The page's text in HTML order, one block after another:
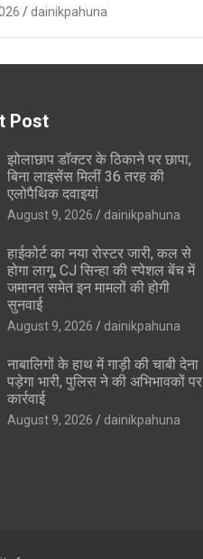
dainikpahuna
Post
झोलाछाप डॉक्टर के ठिकाने पर छापा,
बिना लाइसेंस मिलीं 36 तरह की
एलोपैथिक दवाइयां
August 9, 2026 dainikpahuna
हाईकोर्ट का नया रोस्टर जारी, कल से
होगा लागू, CJ सिन्हा की स्पेशल बेंच में
जमानत समेत इन मामलों की होगी
सुनवाई
August 9, 2026 dainikpahuna
नाबालिगों के हाथ में गाड़ी की चाबी देना
पड़ेगा भारी, पुलिस ने की अभिभावकों पर
कार्रवाई
August 9, 2026 dainikpahuna